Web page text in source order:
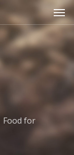
Food for